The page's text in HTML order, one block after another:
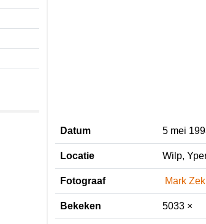
Datum
5 mei
Locatie
Wilp,
Fotograaf
Bekeken
5033 ×